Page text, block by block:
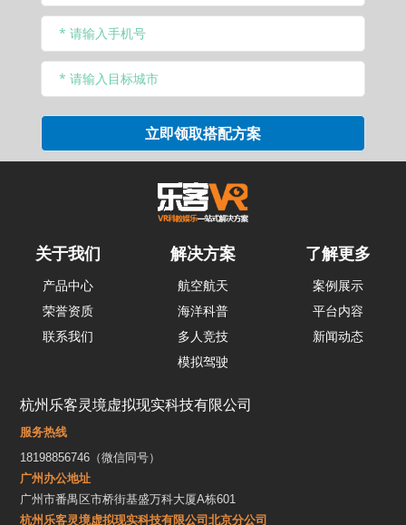
关于我们
产品中心
荣誉资质
联系我们
解决方案
航空航天
海洋科普
多人竞技
模拟驾驶
了解更多
案例展示
平台内容
新闻动态
杭州乐客灵境虚拟现实科技有限公司
服务热线
18198856746（微信同号）
广州办公地址
广州市番禺区市桥街基盛万科大厦A栋601
杭州乐客灵境虚拟现实科技有限公司北京分公司